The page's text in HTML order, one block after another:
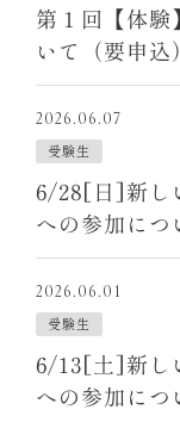
第１回【体験
いて（要申込）
2026.06.07
受験生
6/28[日]新し
への参加につ
2026.06.01
受験生
6/13[土]新し
への参加につ